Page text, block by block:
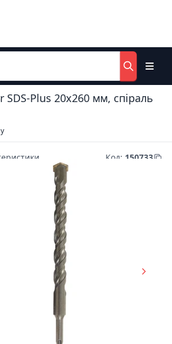
Plus 20х260 мм, спіраль
Код: 150733